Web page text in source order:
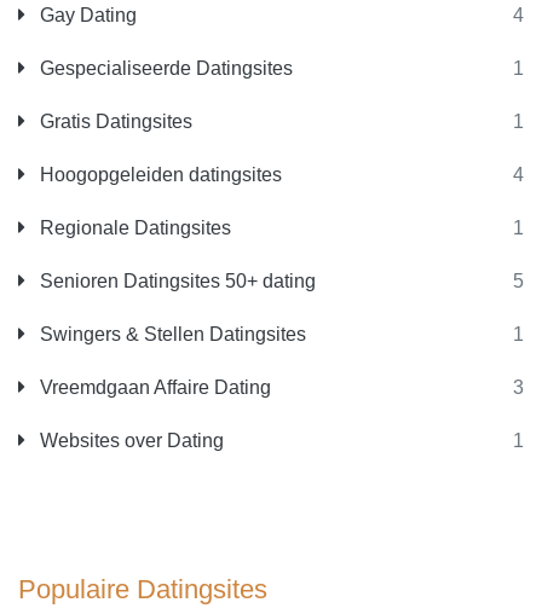
Gay Dating 4
Gespecialiseerde Datingsites 1
Gratis Datingsites 1
Hoogopgeleiden datingsites 4
Regionale Datingsites 1
Senioren Datingsites 50+ dating 5
Swingers & Stellen Datingsites 1
Vreemdgaan Affaire Dating 3
Websites over Dating 1
Populaire Datingsites